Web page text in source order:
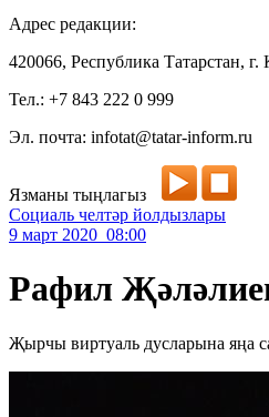
Адрес редакции:
420066, Республика Татарстан, г.
Тел.: +7 843 222 0 999
Эл. почта: infotat@tatar-inform.ru
Язманы тыңлагыз
Социаль челтәр йолдызлары
9 март 2020 08:00
Рафил
Җырчы виртуаль дусларына яңа